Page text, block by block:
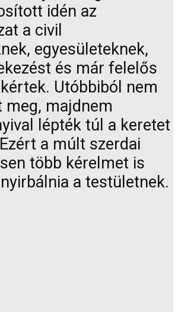
idén az
a civil
egyesületeknek,
és már felelős
Utóbbiból nem
meg, majdnem
lépték túl a keretet
a múlt szerdai
több kérelmet is
a testületnek.